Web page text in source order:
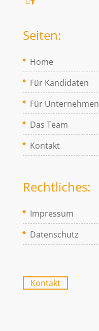
Seiten:
Home
Für Kandidaten
Für Unternehmen
Das Team
Kontakt
Rechtliches:
Impressum
Datenschutz
Kontakt